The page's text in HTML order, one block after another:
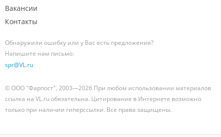
Вакансии
Контакты
Обнаружили ошибку или у Вас есть предложения?
Напишите нам письмо:
spr@VL.ru
© ООО "Фарпост", 2003—2026 При любом использовании материалов
ссылка на VL.ru обязательна. Цитирование в Интернете возможно
только при наличии гиперссылки. Все права защищены.